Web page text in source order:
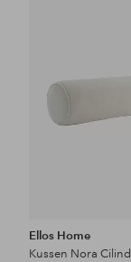
Ellos Home